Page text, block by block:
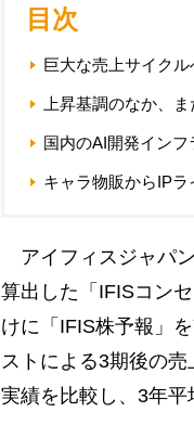
目次
巨大な売上サイクル
上昇基調のなか、
国内のAI開発イン
キャラ物販からIP
アイフィスジャパ
算出した「IFISコン
けに「IFIS株予報」
ストによる3期後の
実績を比較し、3年平